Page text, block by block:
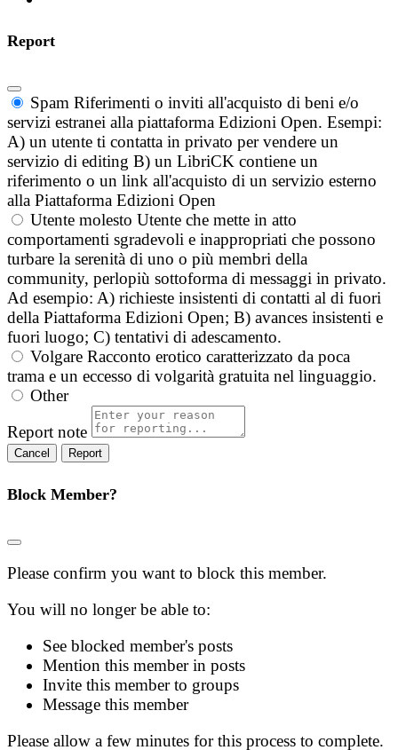
Report
Spam Riferimenti o inviti all'acquisto di beni e/o
servizi estranei alla piattaforma Edizioni Open. Esempi:
A) un utente ti contatta in privato per vendere un
servizio di editing B) un LibriCK contiene un
riferimento o un link all'acquisto di un servizio esterno
alla Piattaforma Edizioni Open
Utente molesto Utente che mette in atto
comportamenti sgradevoli e inappropriati che possono
turbare la serenità di uno o più membri della
community, perlopiù sottoforma di messaggi in privato.
Ad esempio: A) richieste insistenti di contatti al di fuori
della Piattaforma Edizioni Open; B) avances insistenti e
fuori luogo; C) tentativi di adescamento.
Volgare Racconto erotico caratterizzato da poca
trama e un eccesso di volgarità gratuita nel linguaggio.
Other
Report note
Report
Block Member?
Please confirm you want to block this member.
You will no longer be able to:
See blocked member's posts
Mention this member in posts
Invite this member to groups
Message this member
Please allow a few minutes for this process to complete.